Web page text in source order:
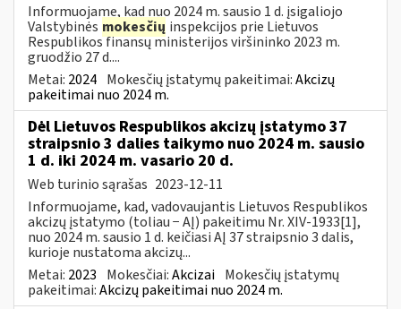
Informuojame, kad nuo 2024 m. sausio 1 d. įsigaliojo
Valstybinės mokesčių inspekcijos prie Lietuvos
Respublikos finansų ministerijos viršininko 2023 m.
gruodžio 27 d....
Metai: 2024 Mokesčių įstatymų pakeitimai:Akcizų
pakeitimai nuo 2024 m.
Dėl Lietuvos Respublikos akcizų įstatymo 37
straipsnio 3 dalies taikymo nuo 2024 m. sausio
1 d. iki 2024 m. vasario 20 d.
Web turinio sąrašas 2023-12-11
Informuojame, kad, vadovaujantis Lietuvos Respublikos
akcizų įstatymo (toliau − AĮ) pakeitimu Nr. XIV-1933[1],
nuo 2024 m. sausio 1 d. keičiasi AĮ 37 straipsnio 3 dalis,
kurioje nustatoma akcizų...
Metai: 2023 Mokesčiai:Akcizai Mokesčių įstatymų
pakeitimai:Akcizų pakeitimai nuo 2024 m.